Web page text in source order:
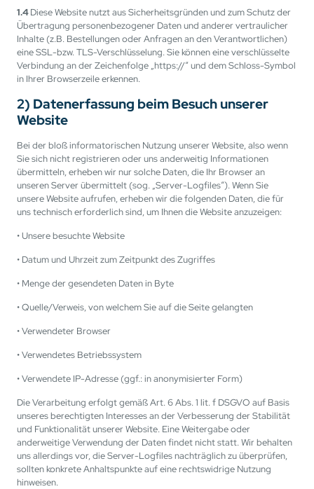
1.4Diese Website nutzt aus Sicherheitsgründen und zum Schutz der
Übertragung personenbezogener Daten und anderer vertraulicher
Inhalte (z.B. Bestellungen oder Anfragen an den Verantwortlichen)
eine SSL-bzw. TLS-Verschlüsselung. Sie können eine verschlüsselte
Verbindung an der Zeichenfolge „https://“ und dem Schloss-Symbol
in Ihrer Browserzeile erkennen.
2) Datenerfassung beim Besuch unserer
Website
Bei der bloß informatorischen Nutzung unserer Website, also wenn
Sie sich nicht registrieren oder uns anderweitig Informationen
übermitteln, erheben wir nur solche Daten, die Ihr Browser an
unseren Server übermittelt (sog. „Server-Logfiles“). Wenn Sie
unsere Website aufrufen, erheben wir die folgenden Daten, die für
uns technisch erforderlich sind, um Ihnen die Website anzuzeigen:
• Unsere besuchte Website
• Datum und Uhrzeit zum Zeitpunkt des Zugriffes
• Menge der gesendeten Daten in Byte
• Quelle/Verweis, von welchem Sie auf die Seite gelangten
• Verwendeter Browser
• Verwendetes Betriebssystem
• Verwendete IP-Adresse (ggf.: in anonymisierter Form)
Die Verarbeitung erfolgt gemäß Art. 6 Abs. 1 lit. f DSGVO auf Basis
unseres berechtigten Interesses an der Verbesserung der Stabilität
und Funktionalität unserer Website. Eine Weitergabe oder
anderweitige Verwendung der Daten findet nicht statt. Wir behalten
uns allerdings vor, die Server-Logfiles nachträglich zu überprüfen,
sollten konkrete Anhaltspunkte auf eine rechtswidrige Nutzung
hinweisen.